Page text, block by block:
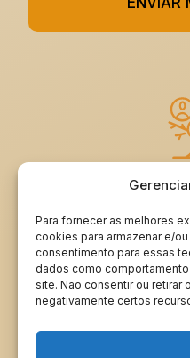
Para fornecer as melhores
cookies para armazenar e/
consentimento para essas
dados como
site. Não consentir ou
negativamente certos
ASSINE MEU
Minha Genealogia
Todos os